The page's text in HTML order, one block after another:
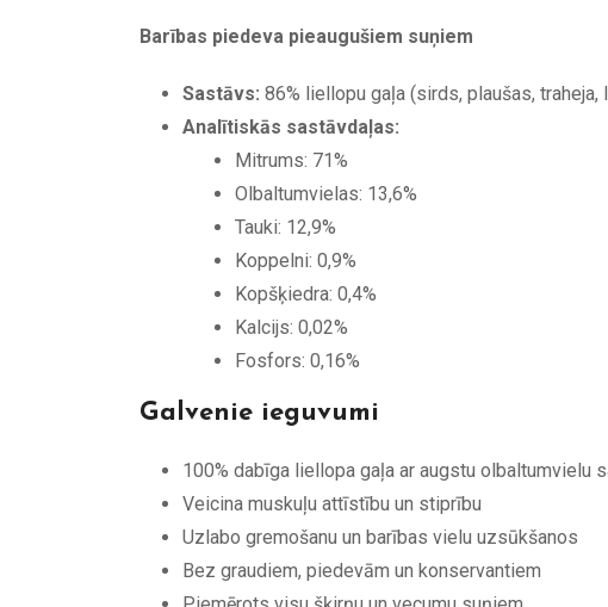
Barības piedeva pieaugušiem suņiem
Sastāvs: 86% liellopu gaļa (sirds, plaušas,
Analītiskās sastāvdaļas:
Mitrums: 71%
Olbaltumvielas: 13,6%
Tauki: 12,9%
Koppelni: 0,9%
Kopšķiedra: 0,4%
Kalcijs: 0,02%
Fosfors: 0,16%
Galvenie ieguvumi
100% dabīga liellopa gaļa ar augstu olbaltumvielu
Veicina muskuļu attīstību un stiprību
Uzlabo gremošanu un barības vielu uzsūkšanos
Bez graudiem, piedevām un konservantiem